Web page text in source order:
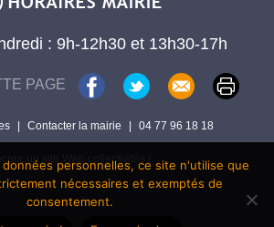
: 9h-12h30 et 13h30-17h
PAGE
| Contacter la mairie | 04 77 96 18 18
un site Web collectivités !
personnelles, ce site n'utilise que
nécessaires et exemptés de
consentement.